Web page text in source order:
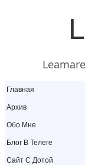
Главная
Архив
Обо Мне
Блог В Телеге
Сайт С Дотой